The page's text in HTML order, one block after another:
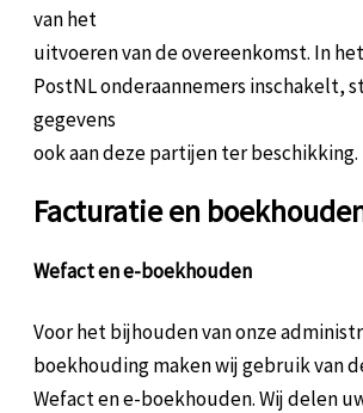
van het
uitvoeren van de overeenkomst. In
PostNL onderaannemers inschakelt,
gegevens
ook aan deze partijen ter beschikking.
Facturatie en
Wefact en e-boekhouden
Voor het bijhouden van onze
boekhouding maken wij gebruik van
Wefact en e-boekhouden. Wij delen